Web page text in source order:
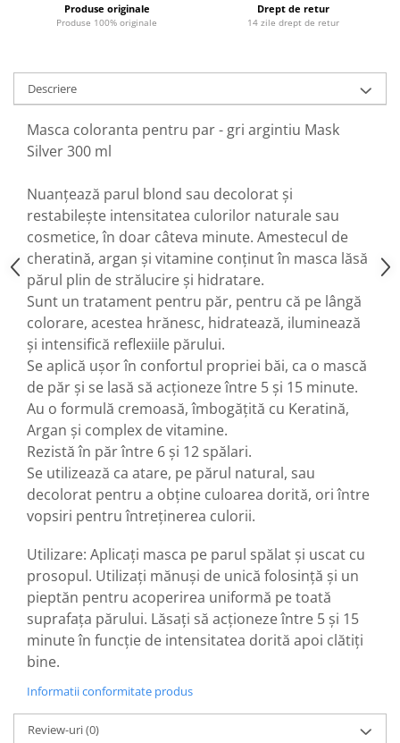
Produse originale
Produse 100% originale
Drept de retur
14 zile drept de retur
Descriere
Masca coloranta pentru par - gri argintiu Mask
Silver 300 ml
Nuanțează parul blond sau decolorat și
restabilește intensitatea culorilor naturale sau
cosmetice, în doar câteva minute. Amestecul de
cheratină, argan și vitamine conținut în masca lăsă
părul plin de strălucire și hidratare.
Sunt un tratament pentru păr, pentru că pe lângă
colorare, acestea hrănesc, hidratează, iluminează
și intensifică reflexiile părului.
Se aplică ușor în confortul propriei băi, ca o mască
de păr și se lasă să acționeze între 5 și 15 minute.
Au o formulă cremoasă, îmbogățită cu Keratină,
Argan și complex de vitamine.
Rezistă în păr între 6 și 12 spălari.
Se utilizează ca atare, pe părul natural, sau
decolorat pentru a obține culoarea dorită, ori între
vopsiri pentru întreținerea culorii.
Utilizare: Aplicați masca pe parul spălat și uscat cu
prosopul. Utilizați mănuși de unică folosință și un
pieptăn pentru acoperirea uniformă pe toată
suprafața părului. Lăsați să acționeze între 5 și 15
minute în funcție de intensitatea dorită apoi clătiți
bine.
Informatii conformitate produs
Review-uri(0)